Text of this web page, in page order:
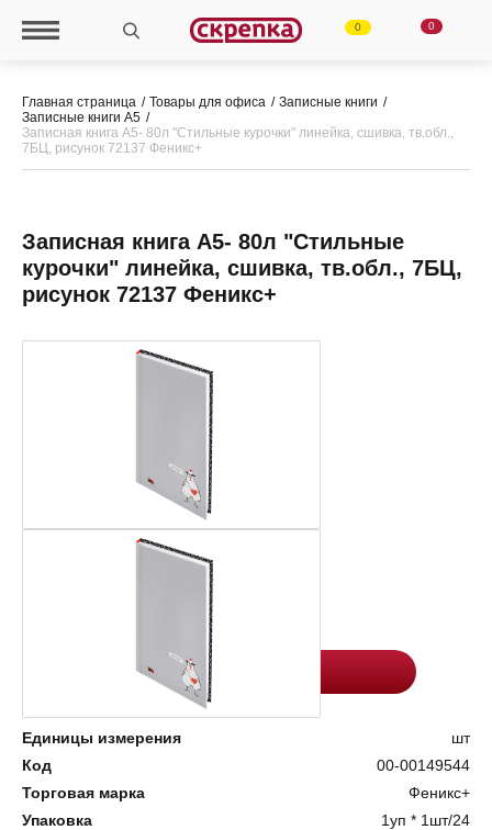
0 0
Главная страница Товары для офиса
Записные книги
Записные книги А5
Записная книга А5- 80л "Стильные курочки" линейка, сшивка, тв.обл.,
7БЦ, рисунок 72137 Феникс+
Добавить в корзину
Записная книга А5- 80л "Стильные
курочки" линейка, сшивка, тв.обл., 7БЦ,
рисунок 72137 Феникс+
Единицы измерения
шт
Код
00-00149544
Торговая марка
Феникс+
Упаковка
1уп * 1шт/24